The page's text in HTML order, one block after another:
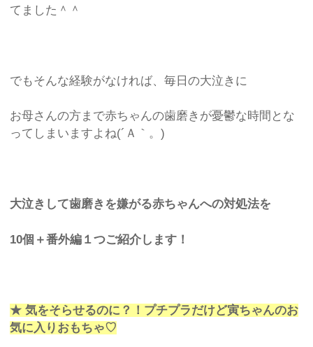
てました＾＾
でもそんな経験がなければ、毎日の大泣きに
お母さんの方まで赤ちゃんの歯磨きが憂鬱な時間とな
ってしまいますよね(´Ａ｀。)
大泣きして歯磨きを嫌がる赤ちゃんへの対処法を
10個＋番外編１つご紹介します！
★ 気をそらせるのに？！プチプラだけど寅ちゃんのお
気に入りおもちゃ♡